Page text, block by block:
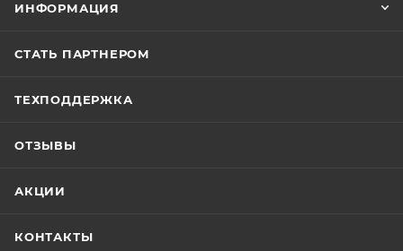
ИНФОРМАЦИЯ
СТАТЬ ПАРТНЕРОМ
ТЕХПОДДЕРЖКА
ОТЗЫВЫ
АКЦИИ
КОНТАКТЫ